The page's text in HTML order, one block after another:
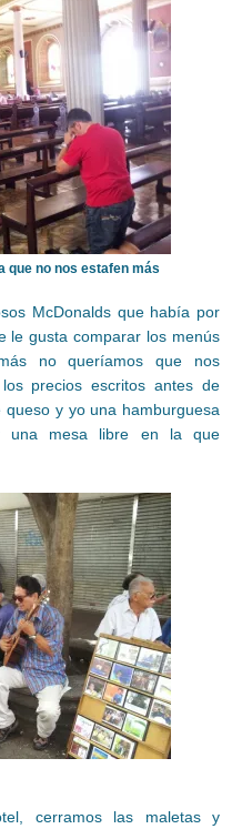
que no nos estafen más
McDonalds que había por
le gusta comparar los menús
no queríamos que nos
precios escritos antes de
queso y yo una hamburguesa
una mesa libre en la que
cerramos las maletas y